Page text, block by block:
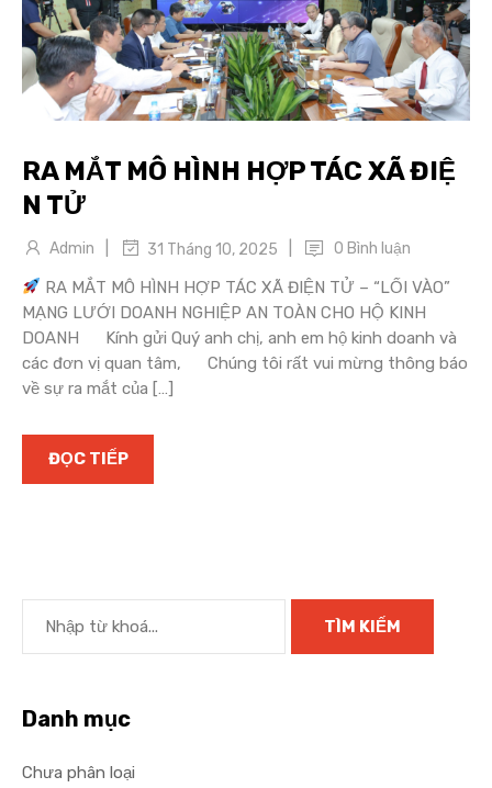
RA MẮT MÔ HÌNH HỢP TÁC XÃ ĐIỆ
N TỬ
Admin 31 Tháng 10, 2025 0 Bình luận
RA MẮT MÔ HÌNH HỢP TÁC XÃ ĐIỆN TỬ – “LỐI VÀO”
MẠNG LƯỚI DOANH NGHIỆP AN TOÀN CHO HỘ KINH
DOANH Kính gửi Quý anh chị, anh em hộ kinh doanh và
các đơn vị quan tâm, Chúng tôi rất vui mừng thông báo
về sự ra mắt của […]
ĐỌC TIẾP
Danh mục
Chưa phân loại